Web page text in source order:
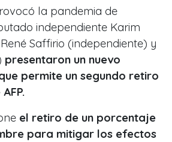
la pandemia de
independiente Karim
Saffirio (independiente) y
presentaron un nuevo
permite un segundo retiro
el retiro de un porcentaje
para mitigar los efectos